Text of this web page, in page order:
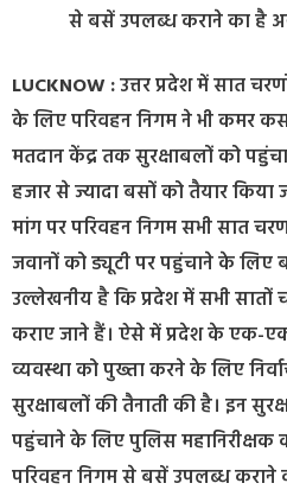
से बसें उपलब्ध कराने का है
LUCKNOW :उत्तर प्रदेश में सात
के लिए परिवहन निगम ने भी कमर
मतदान केंद्र तक सुरक्षाबलों को
हजार से ज्यादा बसों को तैयार किया
मांग पर परिवहन निगम सभी सात
जवानों को ड्यूटी पर पहुंचाने के लिए
उल्लेखनीय है कि प्रदेश में सभी सातों
कराए जाने हैं। ऐसे में प्रदेश के एक-एक
व्यवस्था को पुख्ता करने के लिए
सुरक्षाबलों की तैनाती की है। इन
पहुंचाने के लिए पुलिस
परिवहन निगम से बसें उपलब्ध कराने